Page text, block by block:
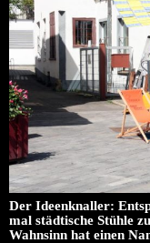
Der Ideenknaller:
mal städtische Stühle
Wahnsinn hat einen